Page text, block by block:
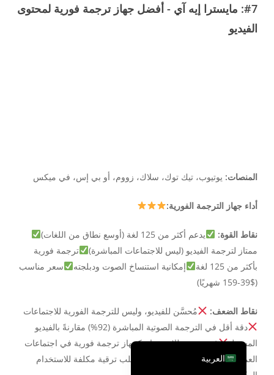
#7: مايسترا إيه آي - أفضل جهاز ترجمة فورية لمحتوى
الفيديو
المنصات: يوتيوب، تيك توك، سلاك، زووم، أو بي إس، في ميكس
أداء جهاز الترجمة الفورية:
نقاط القوة:
يدعم أكثر من 125 لغة (أوسع نطاق من اللغات)
ممتاز لترجمة الفيديو (ليس للاجتماعات المباشرة)
ترجمة فورية
بأكثر من 125 لغة
إمكانية استنساخ الصوت ودبلجته
سعر مناسب
($39-159 شهريًا)
نقاط الضعف:
مُحسَّن للفيديو، وليس للترجمة الفورية للاجتماعات
دقة أقل في الترجمة الصوتية المباشرة (92%) مقارنةً بالفيديو
المسجل
غير مصمم للاستخدام كجهاز ترجمة فورية في اجتماعات
العمل
دقائق الترجمة محدودة (يتطلب ترقية مكلفة للاستخدام
العربية
English
简体中文
한국어
Русский
Français
Italiano
Türkçe